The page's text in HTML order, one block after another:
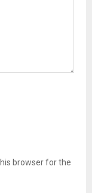
browser for the